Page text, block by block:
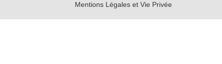
Mentions Légales et Vie Privée